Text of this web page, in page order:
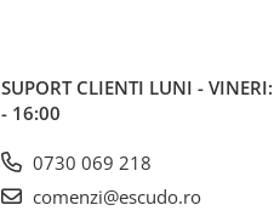
SUPORT CLIENTI LUNI -
- 16:00
0730 069 218
comenzi@escudo.ro